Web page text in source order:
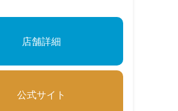
店舗詳細
公式サイト